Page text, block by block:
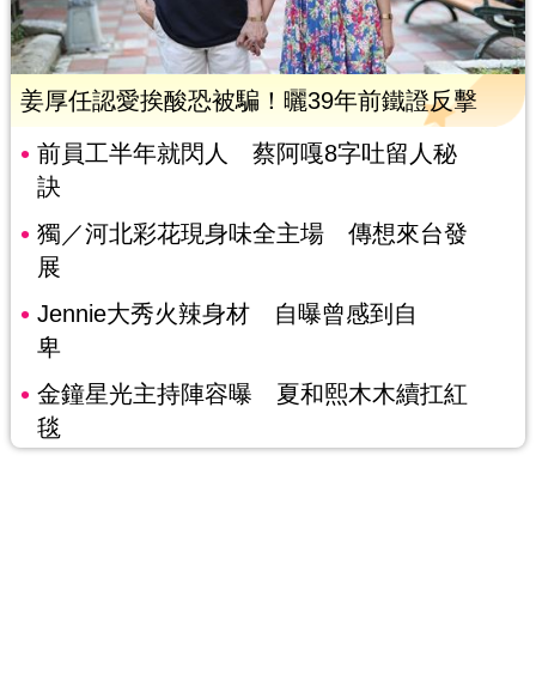
姜厚任認愛挨酸恐被騙！曬39年前鐵證反擊
前員工半年就閃人 蔡阿嘎8字吐留人秘
訣
獨／河北彩花現身味全主場 傳想來台發
展
Jennie大秀火辣身材 自曝曾感到自
卑
金鐘星光主持陣容曝 夏和熙木木續扛紅
毯